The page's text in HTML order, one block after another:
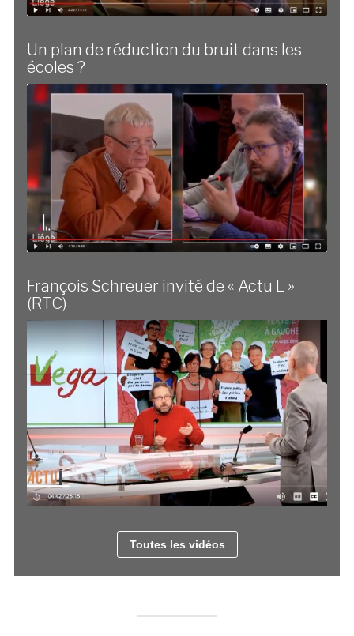
Un plan de réduction du bruit dans les
écoles ?
François Schreuer invité de « Actu L »
(RTC)
Toutes les vidéos